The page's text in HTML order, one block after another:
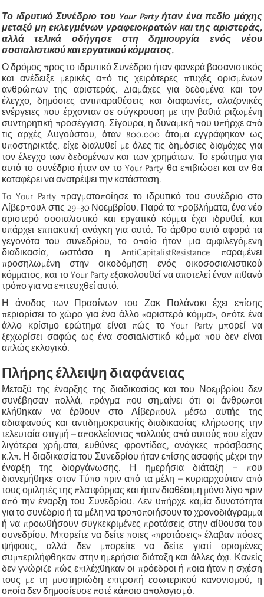
Το ιδρυτικό Συνέδριο του Your Party ήταν ένα πεδίο μάχης
μεταξύ μη εκλεγμένων γραφειοκρατών και της αριστεράς,
αλλά τελικά οδήγησε στη δημιουργία ενός νέου
σοσιαλιστικού και εργατικού κόμματος.
Ο δρόμος προς το ιδρυτικό Συνέδριο ήταν φανερά βασανιστικός
και ανέδειξε μερικές από τις χειρότερες πτυχές ορισμένων
ανθρώπων της αριστεράς. Διαμάχες για δεδομένα και τον
έλεγχο, δημόσιες αντιπαραθέσεις και διαφωνίες, αλαζονικές
ενέργειες που έρχονταν σε σύγκρουση με την βαθιά ριζωμένη
συντηρητική προσέγγιση. Σίγουρα, η δυναμική που υπήρχε από
τις αρχές Αυγούστου, όταν 800.000 άτομα εγγράφηκαν ως
υποστηρικτές, είχε διαλυθεί με όλες τις δημόσιες διαμάχες για
τον έλεγχο των δεδομένων και των χρημάτων. Το ερώτημα για
αυτό το συνέδριο ήταν αν το Your Party θα επιβιώσει και αν θα
καταφέρει να ανατρέψει την κατάσταση.
To Your Party πραγματοποίησε το ιδρυτικό του συνέδριο στο
Λίβερπουλ στις 29-30 Νοεμβρίου. Παρά τα προβλήματα, ένα νέο
αριστερό σοσιαλιστικό και εργατικό κόμμα έχει ιδρυθεί, και
υπάρχει επιτακτική ανάγκη για αυτό. Το άρθρο αυτό αφορά τα
γεγονότα του συνεδρίου, το οποίο ήταν μια αμφιλεγόμενη
διαδικασία, ωστόσο η AntiCapitalistResistance παραμένει
προσηλωμένη στην οικοδόμηση ενός οικοσοσιαλιστικού
κόμματος, και το Your Party εξακολουθεί να αποτελεί έναν πιθανό
τρόπο για να επιτευχθεί αυτό.
Η άνοδος των Πρασίνων του Ζακ Πολάνσκι έχει επίσης
περιορίσει το χώρο για ένα άλλο «αριστερό κόμμα», οπότε ένα
άλλο κρίσιμο ερώτημα είναι πώς το Your Party μπορεί να
ξεχωρίσει σαφώς ως ένα σοσιαλιστικό κόμμα που δεν είναι
απλώς εκλογικό.
Πλήρης έλλειψη διαφάνειας
Μεταξύ της έναρξης της διαδικασίας και του Νοεμβρίου δεν
συνέβησαν πολλά, πράγμα που σημαίνει ότι οι άνθρωποι
κλήθηκαν να έρθουν στο Λίβερπουλ μέσω αυτής της
αδιαφανούς και αντιδημοκρατικής διαδικασίας κλήρωσης την
τελευταία στιγμή – αποκλείοντας πολλούς από αυτούς που είχαν
λιγότερα χρήματα, ευθύνες φροντίδας, ανάγκες πρόσβασης
κ.λπ. Η διαδικασία του Συνεδρίου ήταν επίσης ασαφής μέχρι την
έναρξη της διοργάνωσης. Η ημερήσια διάταξη – που
διανεμήθηκε στον Τύπο πριν από τα μέλη – κυριαρχούταν από
τους ομιλητές της πλατφόρμας και ήταν διαθέσιμη μόνο λίγο πριν
από την έναρξη του Συνεδρίου. Δεν υπήρχε καμία δυνατότητα
για το συνέδριο ή τα μέλη να τροποποιήσουν το χρονοδιάγραμμα
ή να προωθήσουν συγκεκριμένες προτάσεις στην αίθουσα του
συνεδρίου. Μπορείτε να δείτε ποιες «προτάσεις» έλαβαν πόσες
ψήφους, αλλά δεν μπορείτε να δείτε γιατί ορισμένες
συμπεριλήφθηκαν στην ημερήσια διάταξη και άλλες όχι. Κανείς
δεν γνώριζε πώς επιλέχθηκαν οι πρόεδροι ή ποια ήταν η σχέση
τους με τη μυστηριώδη επιτροπή εσωτερικού κανονισμού, η
οποία δεν δημοσίευσε ποτέ κάποιο απολογισμό.